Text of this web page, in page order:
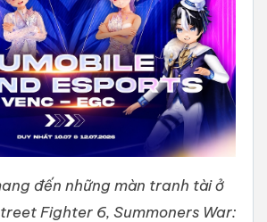
đến những màn tranh tài ở
Fighter 6, Summoners War: